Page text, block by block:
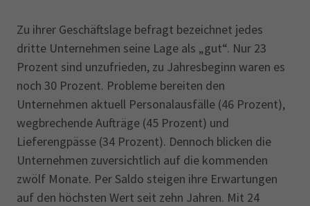
Zu ihrer Geschäftslage befragt bezeichnet jedes
dritte Unternehmen seine Lage als „gut“. Nur 23
Prozent sind unzufrieden, zu Jahresbeginn waren es
noch 30 Prozent. Probleme bereiten den
Unternehmen aktuell Personalausfälle (46 Prozent),
wegbrechende Aufträge (45 Prozent) und
Lieferengpässe (34 Prozent). Dennoch blicken die
Unternehmen zuversichtlich auf die kommenden
zwölf Monate. Per Saldo steigen ihre Erwartungen
auf den höchsten Wert seit zehn Jahren. Mit 24